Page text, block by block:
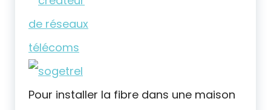
Pour installer la fibre dans une maison